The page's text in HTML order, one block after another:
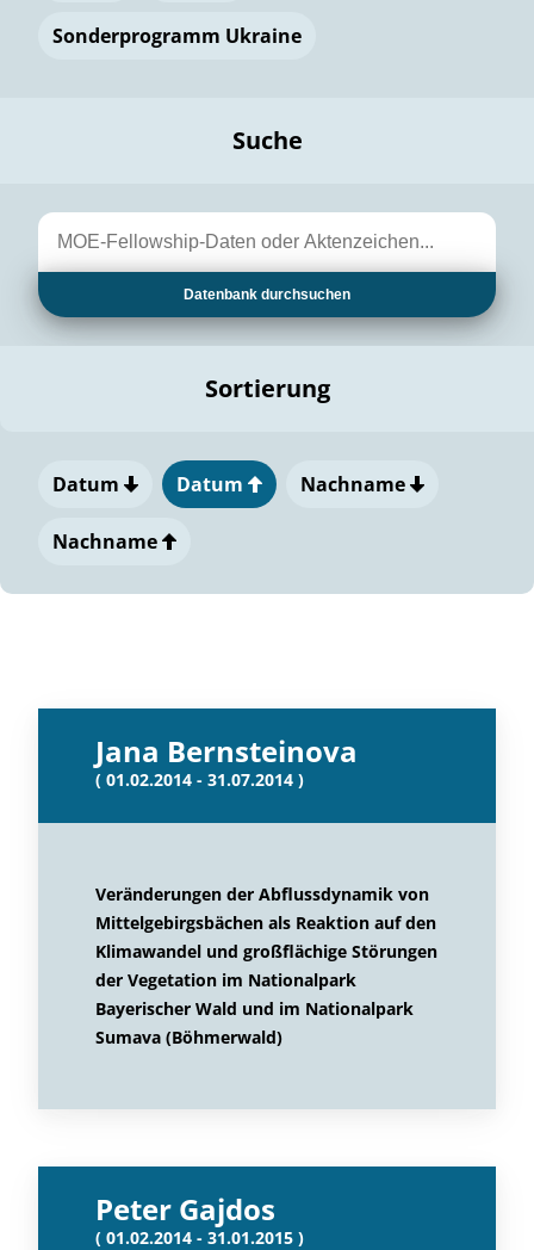
Sonderprogramm Ukraine
Suche
Datenbank durchsuchen
Sortierung
Datum Datum Nachname
Nachname
Jana Bernsteinova
( 01.02.2014 - 31.07.2014 )
Veränderungen der Abflussdynamik von
Mittelgebirgsbächen als Reaktion auf den
Klimawandel und großflächige Störungen
der Vegetation im Nationalpark
Bayerischer Wald und im Nationalpark
Sumava (Böhmerwald)
Peter Gajdos
( 01.02.2014 - 31.01.2015 )